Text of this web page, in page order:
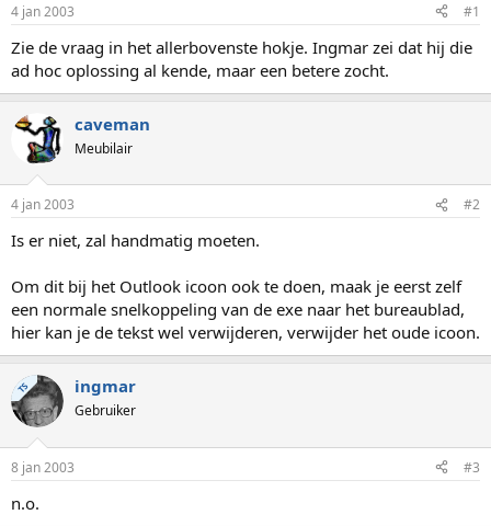
s
t
a
r
t
e
r
m
4 jan 2003 #1
Zie de vraag in het allerbovenste hokje. Ingmar zei dat hij die
ad hoc oplossing al kende, maar een betere zocht.
caveman
Meubilair
4 jan 2003 #2
Is er niet, zal handmatig moeten.
Om dit bij het Outlook icoon ook te doen, maak je eerst zelf
een normale snelkoppeling van de exe naar het bureaublad,
hier kan je de tekst wel verwijderen, verwijder het oude icoon.
TS ingmar
Gebruiker
8 jan 2003 #3
n.o.